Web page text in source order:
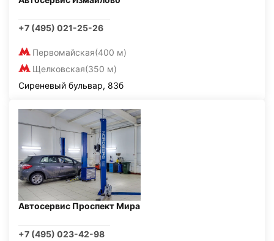
+7 (495) 021-25-26
Первомайская(400 м)
Щелковская(350 м)
Сиреневый бульвар, 83б
Автосервис Проспект Мира
+7 (495) 023-42-98